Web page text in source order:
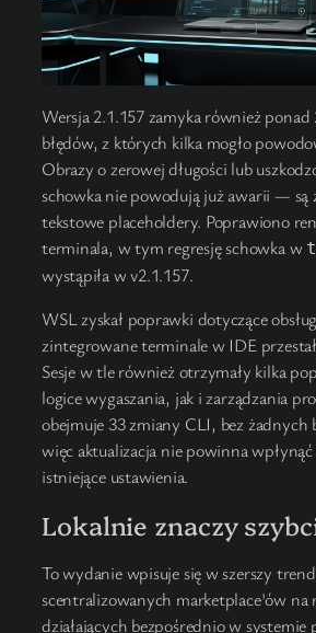
Wersja 2.1.157 zamyka również ponad
błędów, z których kilka mogło
Obrazy o zerowej długości lub
schowka nie powodują już awarii — są
tekstowe placeholdery. Poprawiono
terminala, w tym regresję schowka w
wystąpiła w v2.1.157.
WSL zyskał poprawki dotyczące
zintegrowane terminale w IDE
Sesje w tle również otrzymały kilka
logice wygaszania, jak i zarządzania
obejmuje 33 zmiany CLI, bez żadnych
więc aktualizacja nie powinna
istniejące ustawienia.
Lokalnie znaczy
To wydanie wpisuje się w szerszy
scentralizowanych marketplace'ów na
działających bezpośrednio w systemie